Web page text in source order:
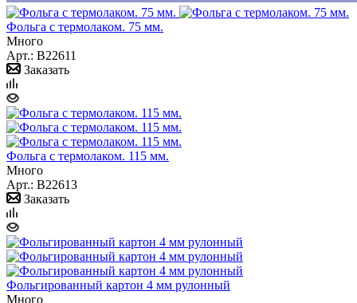
Фольга с термолаком. 75 мм.
Много
Арт.: B22611
Заказать
Фольга с термолаком. 115 мм.
Много
Арт.: B22613
Заказать
Фольгированный картон 4 мм рулонный
Много